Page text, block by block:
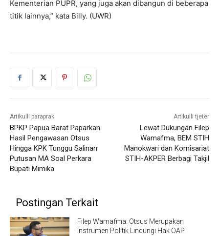
Kementerian PUPR, yang juga akan dibangun di beberapa
titik lainnya,” kata Billy. (UWR)
Artikulli paraprak
BPKP Papua Barat Paparkan
Hasil Pengawasan Otsus
Hingga KPK Tunggu Salinan
Putusan MA Soal Perkara
Bupati Mimika
Artikulli tjetër
Lewat Dukungan Filep
Wamafma, BEM STIH
Manokwari dan Komisariat
STIH-AKPER Berbagi Takjil
Postingan Terkait
Filep Wamafma: Otsus Merupakan
Instrumen Politik Lindungi Hak OAP